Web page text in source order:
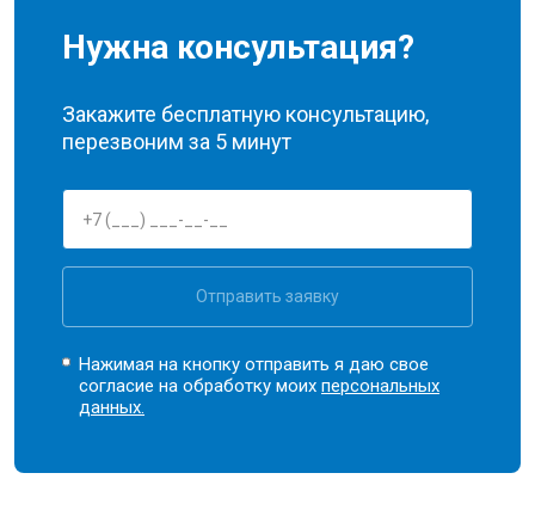
Нужна консультация?
Закажите бесплатную консультацию,
перезвоним за 5 минут
Отправить заявку
Нажимая на кнопку отправить я даю свое
согласие на обработку моихперсональных
данных.